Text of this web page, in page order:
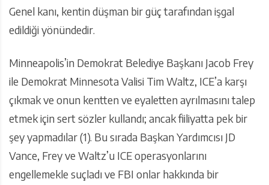
Genel kanı, kentin düşman bir güç tarafından işgal
edildiği yönündedir.
Minneapolis’in Demokrat Belediye Başkanı Jacob Frey
ile Demokrat Minnesota Valisi Tim Waltz, ICE’a karşı
çıkmak ve onun kentten ve eyaletten ayrılmasını talep
etmek için sert sözler kullandı; ancak fiiliyatta pek bir
şey yapmadılar (1). Bu sırada Başkan Yardımcısı JD
Vance, Frey ve Waltz’u ICE operasyonlarını
engellemekle suçladı ve FBI onlar hakkında bir